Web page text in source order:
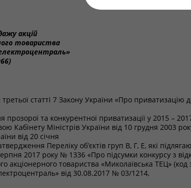
акцій
товариства
статті 7 Закону України «Про приватизацію
та конкурентної приватизації у 2015 –
Кабінету Міністрів України від 10 грудня 2003
від 20 січня
Переліку об’єктів груп В, Г, Е, які
2017 року № 1336 «Про підсумки конкурсу з
акціонерного товариства «Миколаївська ТЕЦ»
від 30.08.2017 № 03/1214,